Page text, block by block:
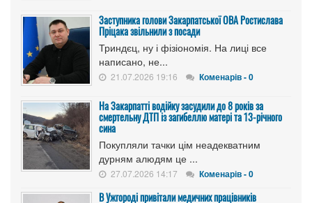
Заступника голови Закарпатської ОВА Ростислава
Пріцака звільнили з посади
Триндєц, ну і фізіономія. На лиці все
написано, не...
21.07.2026 19:16 Коменарів - 0
На Закарпатті водійку засудили до 8 років за
смертельну ДТП із загибеллю матері та 13-річного
сина
Покупляли тачки цім неадекватним
дурням алюдям це ...
27.07.2026 14:17 Коменарів - 0
В Ужгороді привітали медичних працівників